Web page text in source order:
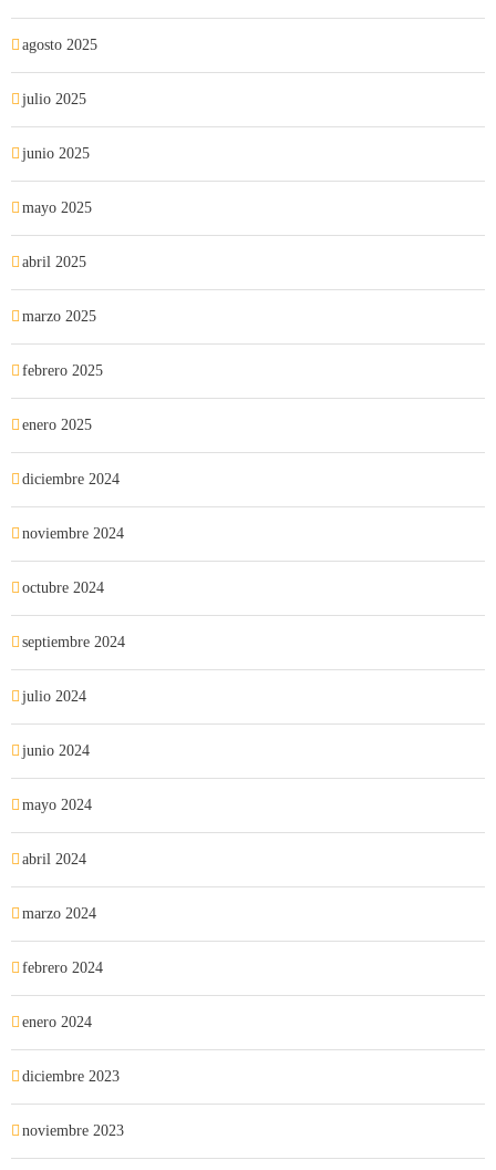
agosto 2025
julio 2025
junio 2025
mayo 2025
abril 2025
marzo 2025
febrero 2025
enero 2025
diciembre 2024
noviembre 2024
octubre 2024
septiembre 2024
julio 2024
junio 2024
mayo 2024
abril 2024
marzo 2024
febrero 2024
enero 2024
diciembre 2023
noviembre 2023